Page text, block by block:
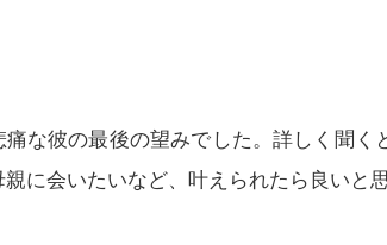
痛な彼の最後の望みでした。詳しく聞く
親に会いたいなど、叶えられたら良いと